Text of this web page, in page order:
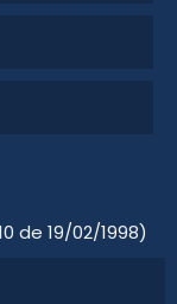
de 19/02/1998)